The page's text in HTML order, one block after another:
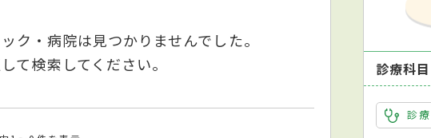
ク・病院は見つかりませんでした。
て検索してください。
診療科目
診